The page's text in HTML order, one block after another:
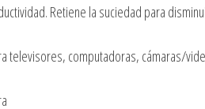
Retiene la suciedad para
televisores, computadoras, cámaras/